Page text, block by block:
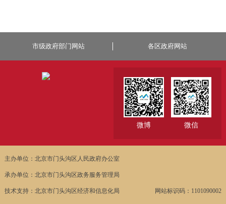
市级政府部门网站 各区政府网站
微博 微信
主办单位：北京市门头沟区人民政府办公室
承办单位：北京市门头沟区政务服务管理局
技术支持：北京市门头沟区经济和信息化局 网站标识码：1101090002